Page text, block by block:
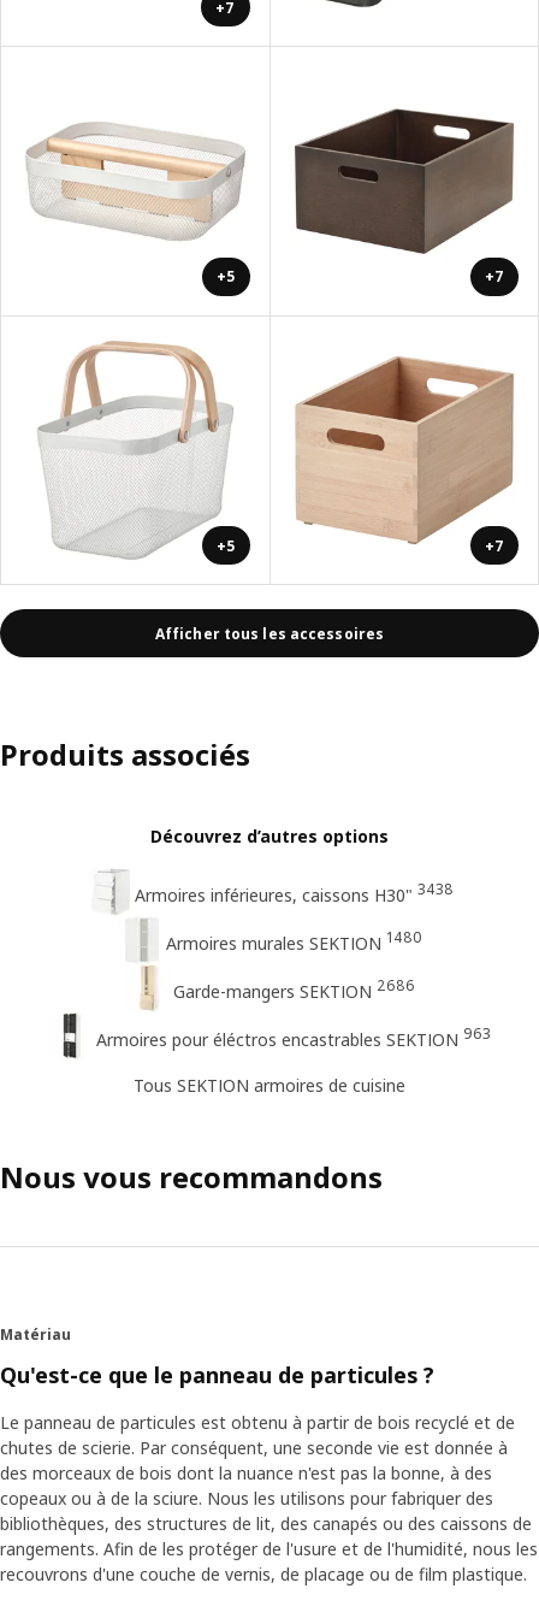
+7
+5 +7
+5 +7
Afficher tous les accessoires
Produits associés
Découvrez d’autres options
Armoires inférieures, caissons H30" 3438
Armoires murales SEKTION 1480
Garde-mangers SEKTION 2686
Armoires pour éléctros encastrables SEKTION 963
Tous SEKTION armoires de cuisine
Nous vous recommandons
Matériau
Qu'est-ce que le panneau de particules ?
Le panneau de particules est obtenu à partir de bois recyclé et de
chutes de scierie. Par conséquent, une seconde vie est donnée à
des morceaux de bois dont la nuance n'est pas la bonne, à des
copeaux ou à de la sciure. Nous les utilisons pour fabriquer des
bibliothèques, des structures de lit, des canapés ou des caissons de
rangements. Afin de les protéger de l'usure et de l'humidité, nous les
recouvrons d'une couche de vernis, de placage ou de film plastique.